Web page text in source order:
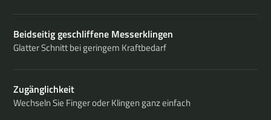
Beidseitig geschliffene Messerklingen
Glatter Schnitt bei geringem Kraftbedarf
Zugänglichkeit
Wechseln Sie Finger oder Klingen ganz einfach